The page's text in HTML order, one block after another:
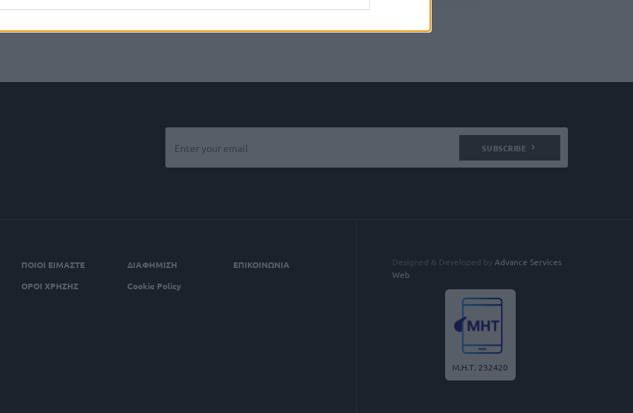
SUBSCRIBE
ΠΟΙΟΙ ΕΙΜΑΣΤΕ ΔΙΑΦΗΜΙΣΗ
ΕΠΙΚΟΙΝΩΝΙΑ
ΟΡΟΙ ΧΡΗΣΗΣ
Cookie Policy
Designed & Developed by Advance Services
Web
Μ.Η.Τ. 232420